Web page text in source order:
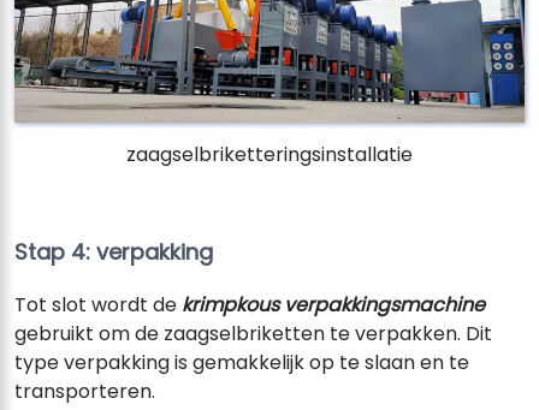
zaagselbriketteringsinstallatie
Stap 4: verpakking
Tot slot wordt de krimpkous verpakkingsmachine
gebruikt om de zaagselbriketten te verpakken. Dit
type verpakking is gemakkelijk op te slaan en te
transporteren.